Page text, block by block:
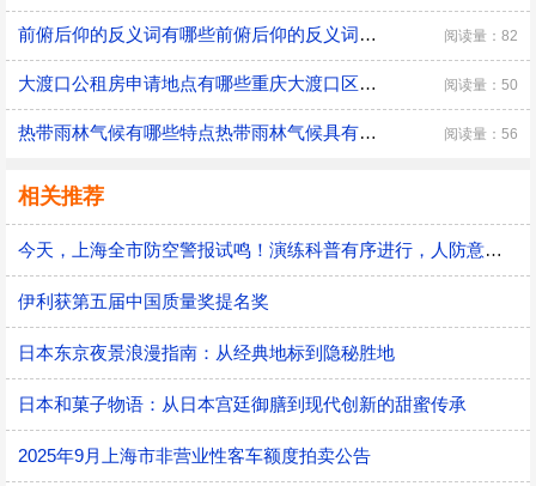
前俯后仰的反义词有哪些前俯后仰的反义词都有什么 阅读量：82
大渡口公租房申请地点有哪些重庆大渡口区公租房的申请条件 阅读量：50
热带雨林气候有哪些特点热带雨林气候具有什么特点 阅读量：56
相关推荐
今天，上海全市防空警报试鸣！演练科普有序进行，人防意识“声入人心”
伊利获第五届中国质量奖提名奖
日本东京夜景浪漫指南：从经典地标到隐秘胜地
日本和菓子物语：从日本宫廷御膳到现代创新的甜蜜传承
2025年9月上海市非营业性客车额度拍卖公告